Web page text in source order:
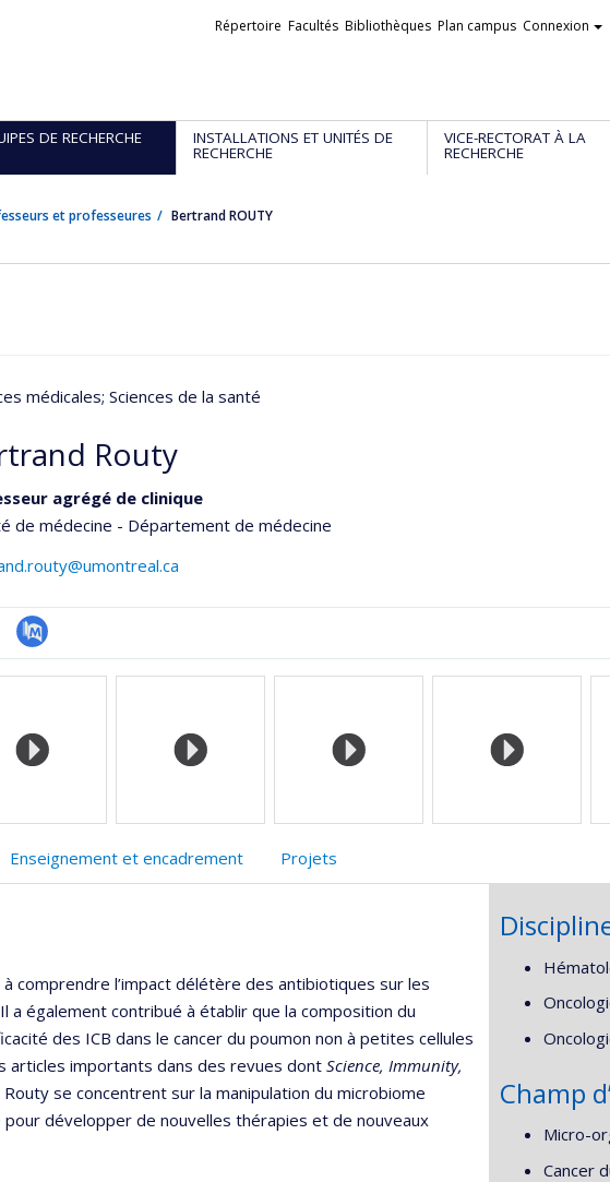
Liens
Répertoire Facultés Bibliothèques Plan campus Connexion
DE RECHERCHE INSTALLATIONS ET UNITÉS DE
RECHERCHE
VICE-RECTORAT À LA
RECHERCHE
et professeures Bertrand ROUTY
médicales; Sciences de la santé
Routy
agrégé de clinique
de médecine - Département de médecine
PubMed
Enseignement et encadrement Projets
comprendre l’impact délétère des antibiotiques sur les
a également contribué à établir que la composition du
des ICB dans le cancer du poumon non à petites cellules
articles importants dans des revues dont Science, Immunity,
se concentrent sur la manipulation du microbiome
pour développer de nouvelles thérapies et de nouveaux
Champ
Micro-
Cancer